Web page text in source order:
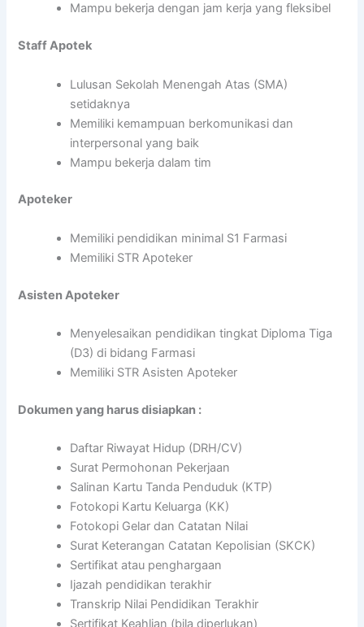
Mampu bekerja dengan jam kerja yang fleksibel
Staff Apotek
Lulusan Sekolah Menengah Atas (SMA)
setidaknya
Memiliki kemampuan berkomunikasi dan
interpersonal yang baik
Mampu bekerja dalam tim
Apoteker
Memiliki pendidikan minimal S1 Farmasi
Memiliki STR Apoteker
Asisten Apoteker
Menyelesaikan pendidikan tingkat Diploma Tiga
(D3) di bidang Farmasi
Memiliki STR Asisten Apoteker
Dokumen yang harus disiapkan :
Daftar Riwayat Hidup (DRH/CV)
Surat Permohonan Pekerjaan
Salinan Kartu Tanda Penduduk (KTP)
Fotokopi Kartu Keluarga (KK)
Fotokopi Gelar dan Catatan Nilai
Surat Keterangan Catatan Kepolisian (SKCK)
Sertifikat atau penghargaan
Ijazah pendidikan terakhir
Transkrip Nilai Pendidikan Terakhir
Sertifikat Keahlian (bila diperlukan)